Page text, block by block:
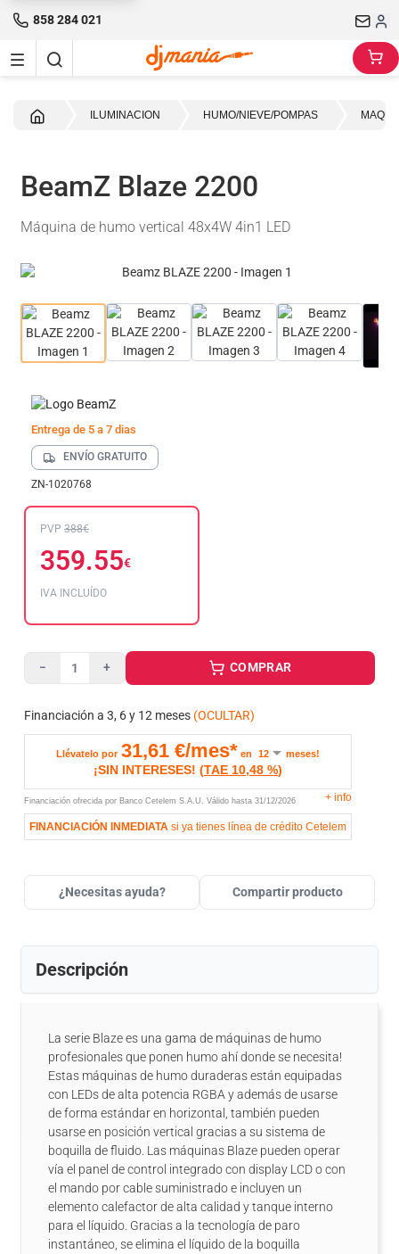
858 284 021
ILUMINACION HUMO/NIEVE/POMPAS
BeamZ Blaze 2200
Máquina de humo vertical 48x4W 4in1 LED
Entrega de 5 a 7 dias
ENVÍO GRATUITO
ZN-1020768
PVP 388€
359.55€
IVA INCLUÍDO
− + COMPRAR
Financiación a 3, 6 y 12 meses (OCULTAR)
Llévatelo por 31,61 €/mes* en meses!
¡SIN INTERESES! (TAE 10,48 %)
Financiación ofrecida por Banco Cetelem S.A.U. Válido hasta 31/12/2026 + info
FINANCIACIÓN INMEDIATA si ya tienes línea de crédito Cetelem
¿Necesitas ayuda? Compartir producto
Descripción
La serie Blaze es una gama de máquinas de humo
profesionales que ponen humo ahí donde se necesita!
Estas máquinas de humo duraderas están equipadas
con LEDs de alta potencia RGBA y además de usarse
de forma estándar en horizontal, también pueden
usarse en posición vertical gracias a su sistema de
boquilla de fluido. Las máquinas Blaze pueden operar
vía el panel de control integrado con display LCD o con
el mando por cable suministrado e incluyen un
elemento calefactor de alta calidad y tanque interno
para el líquido. Gracias a la tecnología de paro
instantáneo, se elimina el líquido de la boquilla